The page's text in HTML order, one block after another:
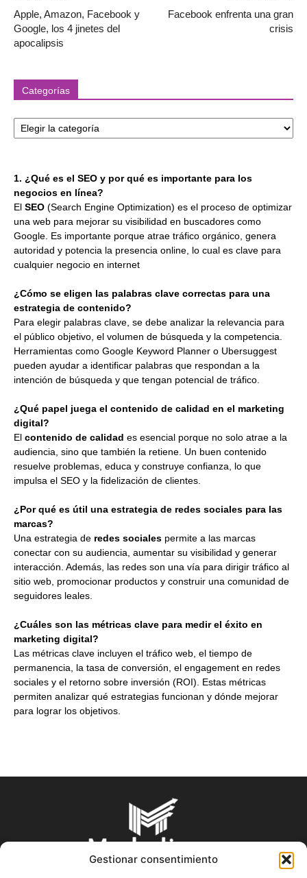
Gestionar consentimiento
Apple, Amazon, Facebook y
Google, los 4 jinetes del
apocalipsis
Facebook enfrenta una gran
crisis
Categorías
1. ¿Qué es el SEO y por qué es importante para los
negocios en línea?
El SEO (Search Engine Optimization) es el proceso de optimizar
una web para mejorar su visibilidad en buscadores como
Google. Es importante porque atrae tráfico orgánico, genera
autoridad y potencia la presencia online, lo cual es clave para
cualquier negocio en internet
¿Cómo se eligen las palabras clave correctas para una
estrategia de contenido?
Para elegir palabras clave, se debe analizar la relevancia para
el público objetivo, el volumen de búsqueda y la competencia.
Herramientas como Google Keyword Planner o Ubersuggest
pueden ayudar a identificar palabras que respondan a la
intención de búsqueda y que tengan potencial de tráfico.
¿Qué papel juega el contenido de calidad en el marketing
digital?
El contenido de calidad es esencial porque no solo atrae a la
audiencia, sino que también la retiene. Un buen contenido
resuelve problemas, educa y construye confianza, lo que
impulsa el SEO y la fidelización de clientes.
¿Por qué es útil una estrategia de redes sociales para las
marcas?
Una estrategia de redes sociales permite a las marcas
conectar con su audiencia, aumentar su visibilidad y generar
interacción. Además, las redes son una vía para dirigir tráfico al
sitio web, promocionar productos y construir una comunidad de
seguidores leales.
¿Cuáles son las métricas clave para medir el éxito en
marketing digital?
Las métricas clave incluyen el tráfico web, el tiempo de
permanencia, la tasa de conversión, el engagement en redes
sociales y el retorno sobre inversión (ROI). Estas métricas
permiten analizar qué estrategias funcionan y dónde mejorar
para lograr los objetivos.